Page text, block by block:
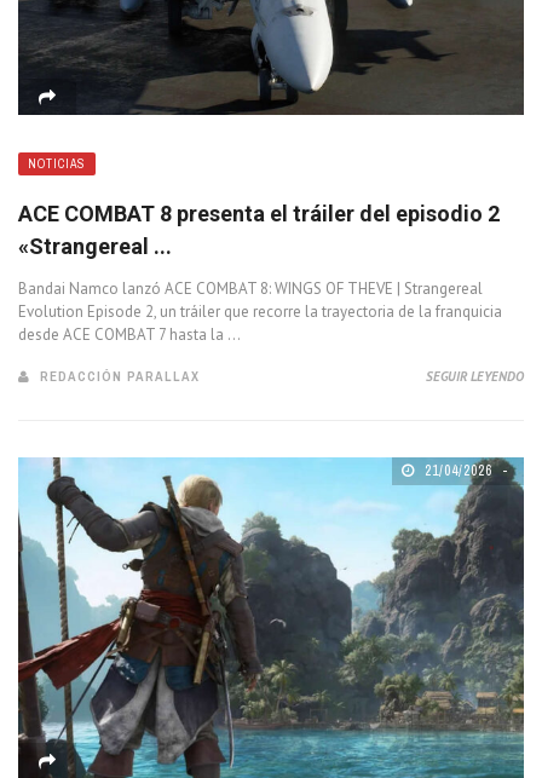
NOTICIAS
ACE COMBAT 8 presenta el tráiler del episodio 2
«Strangereal ...
Bandai Namco lanzó ACE COMBAT 8: WINGS OF THEVE | Strangereal
Evolution Episode 2, un tráiler que recorre la trayectoria de la franquicia
desde ACE COMBAT 7 hasta la ...
REDACCIÓN PARALLAX SEGUIR LEYENDO
21/04/2026